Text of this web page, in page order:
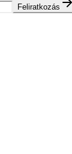
Feliratkozás